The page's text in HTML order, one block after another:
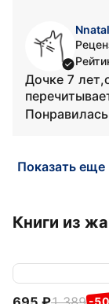
Дочке 7
Показать еще
Книги из
-